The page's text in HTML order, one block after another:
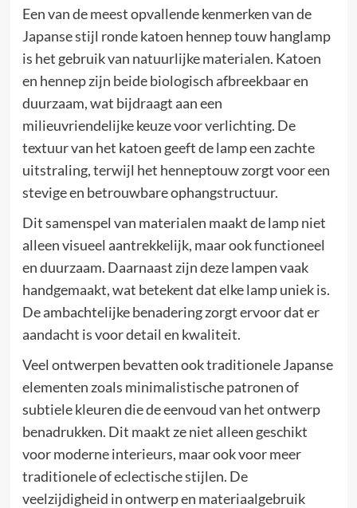
Een van de meest opvallende kenmerken van de
Japanse stijl ronde katoen hennep touw hanglamp
is het gebruik van natuurlijke materialen. Katoen
en hennep zijn beide biologisch afbreekbaar en
duurzaam, wat bijdraagt aan een
milieuvriendelijke keuze voor verlichting. De
textuur van het katoen geeft de lamp een zachte
uitstraling, terwijl het henneptouw zorgt voor een
stevige en betrouwbare ophangstructuur.
Dit samenspel van materialen maakt de lamp niet
alleen visueel aantrekkelijk, maar ook functioneel
en duurzaam. Daarnaast zijn deze lampen vaak
handgemaakt, wat betekent dat elke lamp uniek is.
De ambachtelijke benadering zorgt ervoor dat er
aandacht is voor detail en kwaliteit.
Veel ontwerpen bevatten ook traditionele Japanse
elementen zoals minimalistische patronen of
subtiele kleuren die de eenvoud van het ontwerp
benadrukken. Dit maakt ze niet alleen geschikt
voor moderne interieurs, maar ook voor meer
traditionele of eclectische stijlen. De
veelzijdigheid in ontwerp en materiaalgebruik